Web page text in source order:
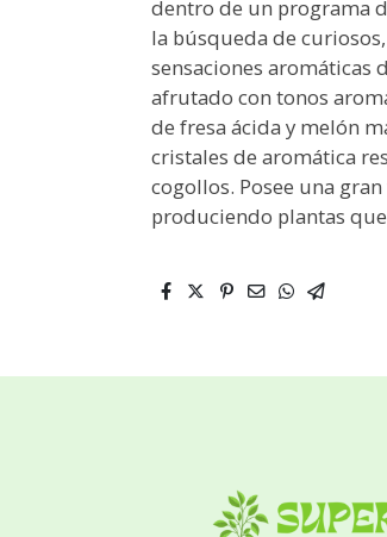
dentro de un programa
la búsqueda de
sensaciones aromáticas
afrutado con tonos
de fresa ácida y melón
cristales de aromática
cogollos. Posee una
produciendo plantas